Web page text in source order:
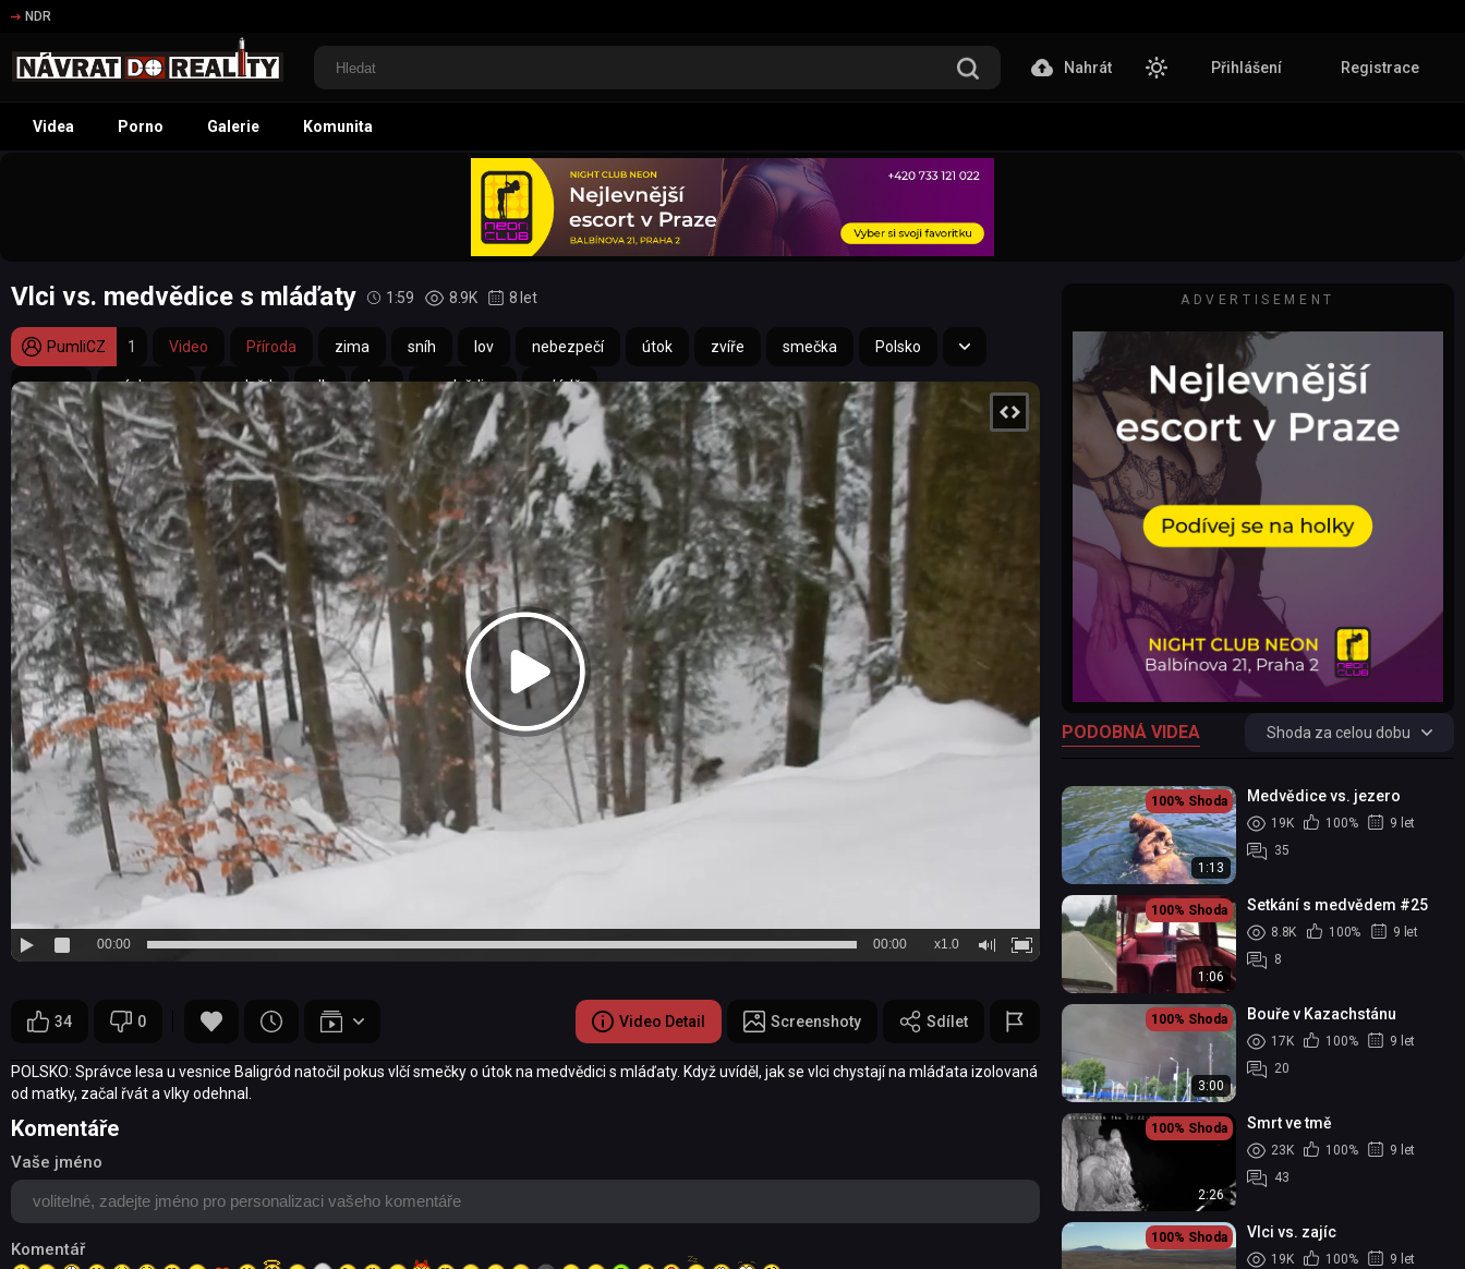
NDR
Nahrát Přihlášení Registrace
Videa Porno Galerie Komunita
Vlci vs. medvědice s mláďaty 1:59 8.9K 8 let
PumliCZ 1 Video Příroda zima sníh lov nebezpečí útok zvíře smečka Polsko
pomoc záchrana medvěd vlk les medvědice mládě
00:00 x1.0
00:00
34 0 Video Detail Screenshoty Sdílet
POLSKO: Správce lesa u vesnice Baligród natočil pokus vlčí smečky o útok na medvědici s mláďaty. Když uvíděl, jak se vlci chystají na mláďata izolovaná
od matky, začal řvát a vlky odehnal.
Komentáře
Vaše jméno
Komentář
ADVERTISEMENT
PODOBNÁ VIDEA Shoda za celou dobu
100% Shoda
1:13
Medvědice vs. jezero
19K 100%
9 let
35
100% Shoda
1:06
Setkání s medvědem #25
8.8K 100%
9 let
8
100% Shoda
3:00
Bouře v Kazachstánu
17K 100%
9 let
20
100% Shoda
2:26
Smrt ve tmě
23K 100%
9 let
43
100% Shoda Vlci vs. zajíc
19K 100%
9 let